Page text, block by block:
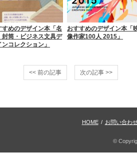
すめのデザイン本「名
封筒・ビジネス文具デ
ンコレクション」
おすすめのデザイン本「
像作家100人 2015」
<< 前の記事 次の記事 >>
HOME / お問い合わ
©